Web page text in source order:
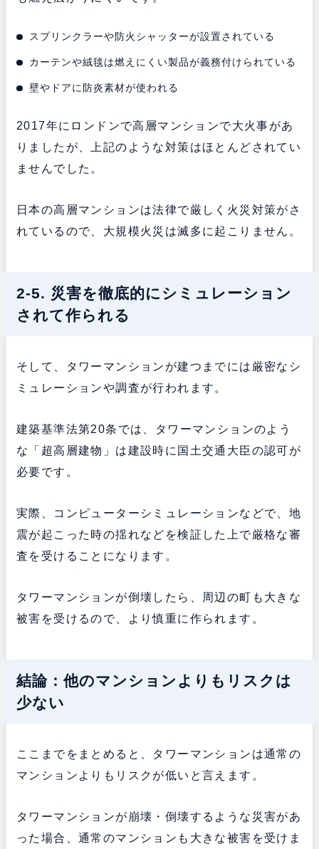
スプリンクラーや防火シャッターが設置されている
カーテンや絨毯は燃えにくい製品が義務付けられている
壁やドアに防炎素材が使われる
2017年にロンドンで高層マンションで大火事があ
りましたが、上記のような対策はほとんどされてい
ませんでした。
日本の高層マンションは法律で厳しく火災対策がさ
れているので、大規模火災は滅多に起こりません。
2-5. 災害を徹底的にシミュレーション
されて作られる
そして、タワーマンションが建つまでには厳密なシ
ミュレーションや調査が行われます。
建築基準法第20条では、タワーマンションのよう
な「超高層建物」は建設時に国土交通大臣の認可が
必要です。
実際、コンピューターシミュレーションなどで、地
震が起こった時の揺れなどを検証した上で厳格な審
査を受けることになります。
タワーマンションが倒壊したら、周辺の町も大きな
被害を受けるので、より慎重に作られます。
結論：他のマンションよりもリスクは
少ない
ここまでをまとめると、タワーマンションは通常の
マンションよりもリスクが低いと言えます。
タワーマンションが崩壊・倒壊するような災害があ
った場合、通常のマンションも大きな被害を受けま